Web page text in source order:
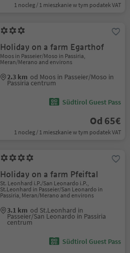
1 nocleg / 1 mieszkanie w tym podatek VAT
Holiday on a farm Egarthof
Moos in Passeier/Moso in Passiria,
Meran/Merano and environs
2.3 km od Moos in Passeier/Moso in
Passiria centrum
Südtirol Guest Pass
Od 65€
1 nocleg / 1 mieszkanie w tym podatek VAT
Holiday on a farm Pfeiftal
St. Leonhard i.P./San Leonardo i.P.,
St.Leonhard in Passeier/San Leonardo in
Passiria, Meran/Merano and environs
3.1 km od St.Leonhard in
Passeier/San Leonardo in Passiria
centrum
Südtirol Guest Pass